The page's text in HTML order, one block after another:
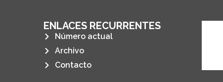
ENLACES RECURRENTES
Número actual
Archivo
Contacto